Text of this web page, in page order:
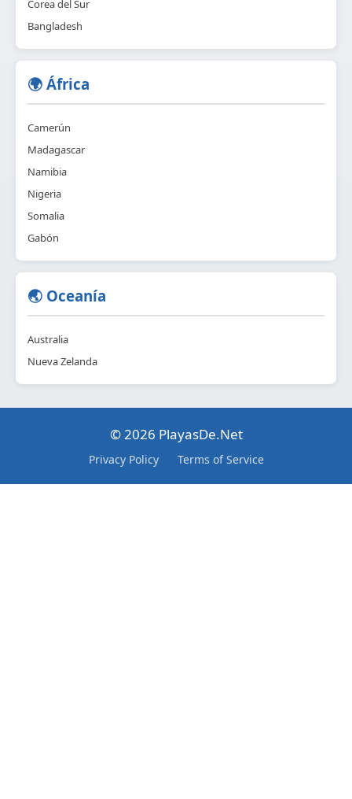
Corea del Sur
Bangladesh
🌍 África
Camerún
Madagascar
Namibia
Nigeria
Somalia
Gabón
🌏 Oceanía
Australia
Nueva Zelanda
© 2026 PlayasDe.Net
Privacy Policy Terms of Service